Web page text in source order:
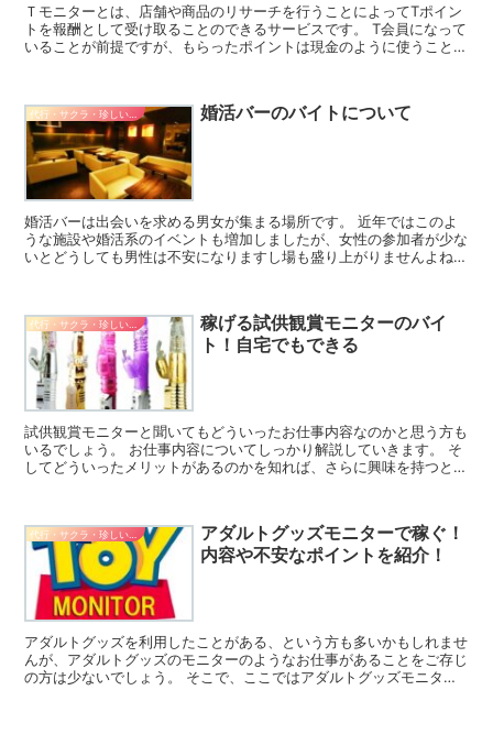
Ｔモニターとは、店舗や商品のリサーチを行うことによってTポイン
トを報酬として受け取ることのできるサービスです。 T会員になって
いることが前提ですが、もらったポイントは現金のように使うことが
婚活バーのバイトについて
婚活バーは出会いを求める男女が集まる場所です。 近年ではこのよ
うな施設や婚活系のイベントも増加しましたが、女性の参加者が少な
いとどうしても男性は不安になりますし場も盛り上がりませんよね。
代行・サクラ・珍しいバイト
稼げる試供観賞モニターのバイ
ト！自宅でもできる
試供観賞モニターと聞いてもどういったお仕事内容なのかと思う方も
いるでしょう。 お仕事内容についてしっかり解説していきます。 そ
してどういったメリットがあるのかを知れば、さらに興味を持つとい
代行・サクラ・珍しいバイト
アダルトグッズモニターで稼ぐ！
内容や不安なポイントを紹介！
アダルトグッズを利用したことがある、という方も多いかもしれませ
んが、アダルトグッズのモニターのようなお仕事があることをご存じ
の方は少ないでしょう。 そこで、ここではアダルトグッズモニター